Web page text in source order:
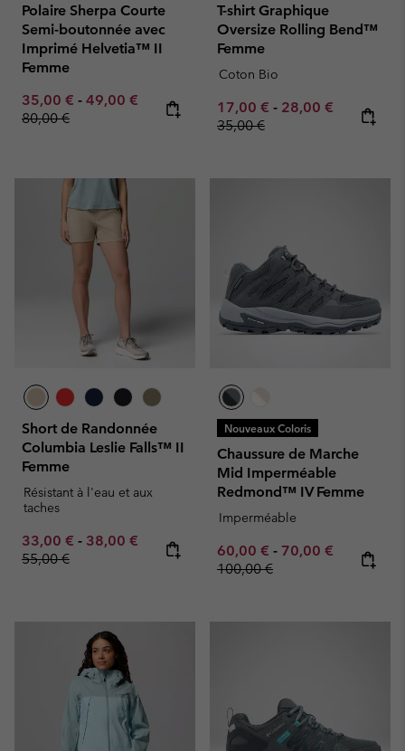
Polaire Sherpa Courte
Semi-boutonnée avec
Imprimé Helvetia™ II
Femme
Minimum sale price:
35,00 € - Maximum sale price:
49,00 € Regular price:
80,00 €
T-shirt Graphique
Oversize Rolling Bend™
Femme
Coton Bio
Minimum sale price:
17,00 € - Maximum sale
28,00 € Regular
35,00 €
Short de Randonnée
Columbia Leslie Falls™ II
Femme
Résistant à l'eau et aux
taches
Minimum sale price:
33,00 € - Maximum sale price:
38,00 € Regular price:
55,00 €
Nouveaux Coloris
Chaussure de Marche
Mid Imperméable
Redmond™ IV Femme
Imperméable
Minimum sale price:
60,00 € - Maximum sale
70,00 € Regular
100,00 €